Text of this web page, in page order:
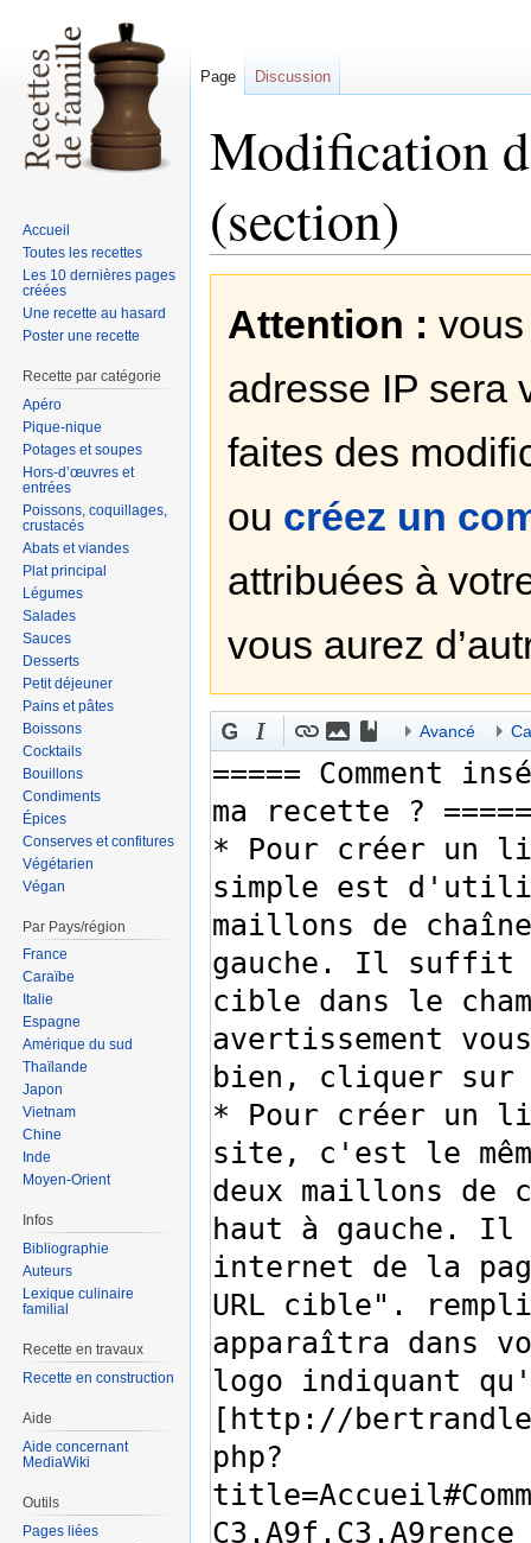
Modification
(section)
Attention :
adresse IP sera
faites des
ou créez un
attribuées à
vous aurez
Avancé
Page Discussion
Accueil
Toutes les recettes
Les 10 dernières pages
créées
Une recette au hasard
Poster une recette
Recette par catégorie
Apéro
Pique-nique
Potages et soupes
Hors-d’œuvres et
entrées
Poissons, coquillages,
crustacés
Abats et viandes
Plat principal
Légumes
Salades
Sauces
Desserts
Petit déjeuner
Pains et pâtes
Boissons
Cocktails
Bouillons
Condiments
Épices
Conserves et confitures
Végétarien
Végan
Par Pays/région
France
Caraïbe
Italie
Espagne
Amérique du sud
Thaïlande
Japon
Vietnam
Chine
Inde
Moyen-Orient
Infos
Bibliographie
Auteurs
Lexique culinaire
familial
Recette en travaux
Recette en construction
Aide
Aide concernant
MediaWiki
Outils
Pages liées